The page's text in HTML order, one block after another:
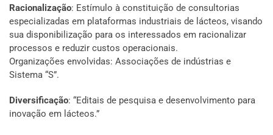
Racionalização: Estímulo à constituição de consultorias
especializadas em plataformas industriais de lácteos, visando
sua disponibilização para os interessados em racionalizar
processos e reduzir custos operacionais.
Organizações envolvidas: Associações de indústrias e
Sistema “S”.
Diversificação: “Editais de pesquisa e desenvolvimento para
inovação em lácteos.”